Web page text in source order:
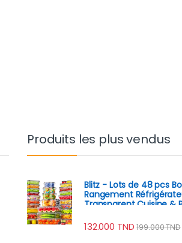
Produits les plus vendus
Blitz - Lots de 48 pcs
Rangement
Transparent Cuisine &
132.000 TND 199.000TND